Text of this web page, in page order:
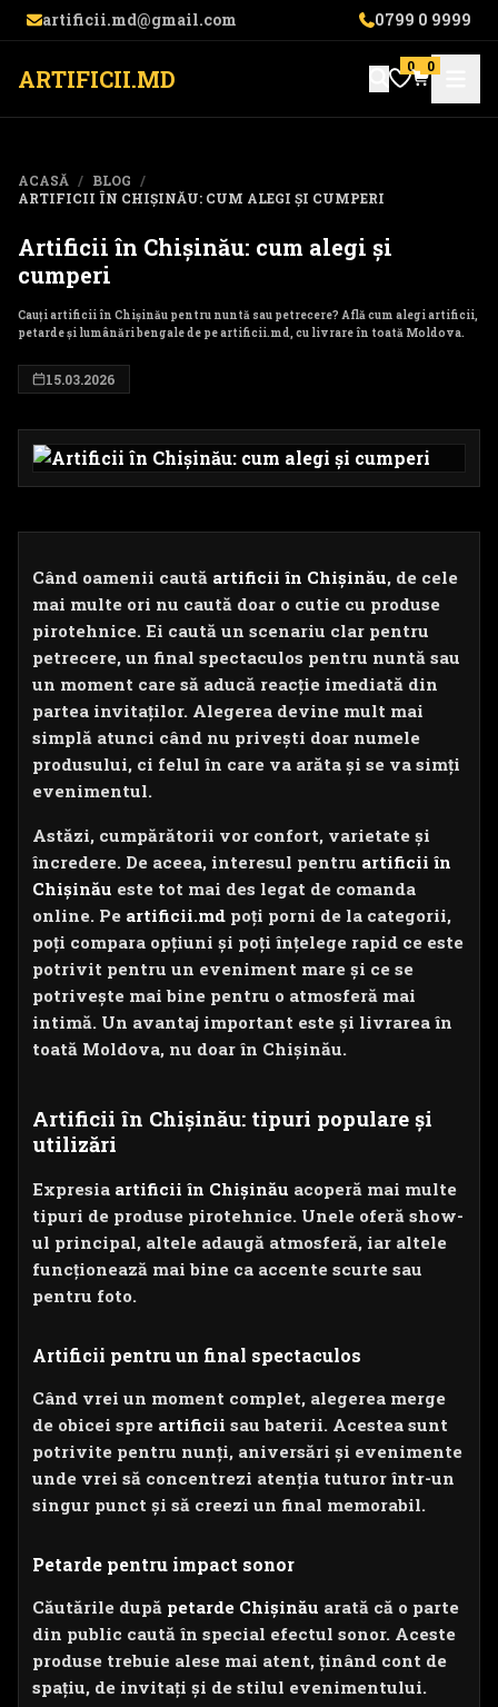
artificii.md@gmail.com 0799 0 9999
ARTIFICII.MD 0 0
ACASĂ / BLOG
/
ARTIFICII ÎN CHIȘINĂU: CUM ALEGI ȘI CUMPERI
Artificii în Chișinău: cum alegi și
cumperi
Cauți artificii în Chișinău pentru nuntă sau petrecere? Află cum alegi artificii,
petarde și lumânări bengale de pe artificii.md, cu livrare în toată Moldova.
15.03.2026
Când oamenii caută artificii în Chișinău, de cele
mai multe ori nu caută doar o cutie cu produse
pirotehnice. Ei caută un scenariu clar pentru
petrecere, un final spectaculos pentru nuntă sau
un moment care să aducă reacție imediată din
partea invitaților. Alegerea devine mult mai
simplă atunci când nu privești doar numele
produsului, ci felul în care va arăta și se va simți
evenimentul.
Astăzi, cumpărătorii vor confort, varietate și
încredere. De aceea, interesul pentru artificii în
Chișinău este tot mai des legat de comanda
online. Pe artificii.md poți porni de la categorii,
poți compara opțiuni și poți înțelege rapid ce este
potrivit pentru un eveniment mare și ce se
potrivește mai bine pentru o atmosferă mai
intimă. Un avantaj important este și livrarea în
toată Moldova, nu doar în Chișinău.
Artificii în Chișinău: tipuri populare și
utilizări
Expresia artificii în Chișinău acoperă mai multe
tipuri de produse pirotehnice. Unele oferă show-
ul principal, altele adaugă atmosferă, iar altele
funcționează mai bine ca accente scurte sau
pentru foto.
Artificii pentru un final spectaculos
Când vrei un moment complet, alegerea merge
de obicei spre artificii sau baterii. Acestea sunt
potrivite pentru nunți, aniversări și evenimente
unde vrei să concentrezi atenția tuturor într-un
singur punct și să creezi un final memorabil.
Petarde pentru impact sonor
Căutările după petarde Chișinău arată că o parte
din public caută în special efectul sonor. Aceste
produse trebuie alese mai atent, ținând cont de
spațiu, de invitați și de stilul evenimentului.